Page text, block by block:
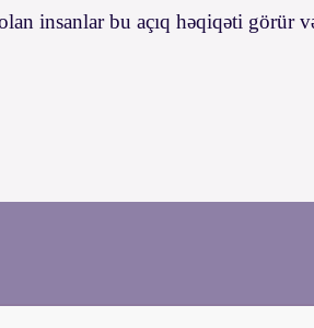
insanlar bu açıq həqiqəti görür